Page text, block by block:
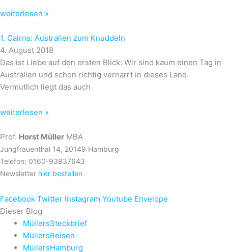
weiterlesen »
1. Cairns: Australien zum Knuddeln
4. August 2018
Das ist Liebe auf den ersten Blick: Wir sind kaum einen Tag in
Australien und schon richtig vernarrt in dieses Land.
Vermutlich liegt das auch
weiterlesen »
Prof. Horst Müller MBA
Jungfrauenthal 14, 20149 Hamburg
Telefon: 0160-93837643
Newsletter hier bestellen
Facebook Twitter Instagram Youtube Envelope
Dieser Blog
MüllersSteckbrief
MüllersReisen
MüllersHamburg